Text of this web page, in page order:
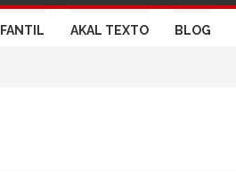
AKAL TEXTO BLOG